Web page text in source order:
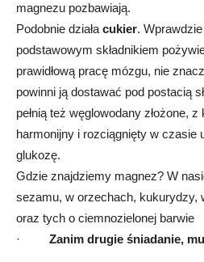
magnezu pozbawiają.
Podobnie działa cukier.
podstawowym składnikiem
prawidłową pracę mózgu, nie
powinni ją dostawać pod postacią
pełnią też węglowodany złożone,
harmonijny i rozciągnięty w czasie
glukozę.
Gdzie znajdziemy magnez? W
sezamu, w orzechach, kukurydzy,
oraz tych o ciemnozielonej barwie
·
Zanim drugie śniadanie,